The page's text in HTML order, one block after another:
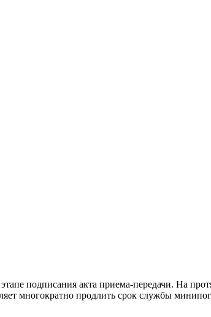
подписания акта приема-передачи. На
многократно продлить срок службы